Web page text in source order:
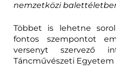
nemzetközi
Többet is lehetne
fontos szempontot
versenyt szervező
Táncművészeti Egyetem